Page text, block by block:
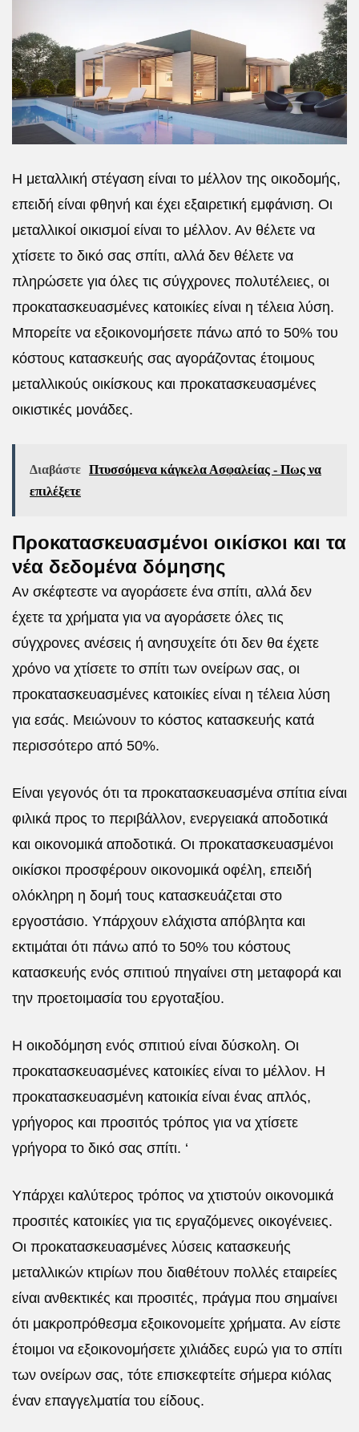
Η μεταλλική στέγαση είναι το μέλλον της οικοδομής,
επειδή είναι φθηνή και έχει εξαιρετική εμφάνιση. Οι
μεταλλικοί οικισμοί είναι το μέλλον. Αν θέλετε να
χτίσετε το δικό σας σπίτι, αλλά δεν θέλετε να
πληρώσετε για όλες τις σύγχρονες πολυτέλειες, οι
προκατασκευασμένες κατοικίες είναι η τέλεια λύση.
Μπορείτε να εξοικονομήσετε πάνω από το 50% του
κόστους κατασκευής σας αγοράζοντας έτοιμους
μεταλλικούς οικίσκους και προκατασκευασμένες
οικιστικές μονάδες.
Διαβάστε Πτυσσόμενα κάγκελα Ασφαλείας - Πως να
επιλέξετε
Προκατασκευασμένοι οικίσκοι και τα
νέα δεδομένα δόμησης
Αν σκέφτεστε να αγοράσετε ένα σπίτι, αλλά δεν
έχετε τα χρήματα για να αγοράσετε όλες τις
σύγχρονες ανέσεις ή ανησυχείτε ότι δεν θα έχετε
χρόνο να χτίσετε το σπίτι των ονείρων σας, οι
προκατασκευασμένες κατοικίες είναι η τέλεια λύση
για εσάς. Μειώνουν το κόστος κατασκευής κατά
περισσότερο από 50%.
Είναι γεγονός ότι τα προκατασκευασμένα σπίτια είναι
φιλικά προς το περιβάλλον, ενεργειακά αποδοτικά
και οικονομικά αποδοτικά. Οι προκατασκευασμένοι
οικίσκοι προσφέρουν οικονομικά οφέλη, επειδή
ολόκληρη η δομή τους κατασκευάζεται στο
εργοστάσιο. Υπάρχουν ελάχιστα απόβλητα και
εκτιμάται ότι πάνω από το 50% του κόστους
κατασκευής ενός σπιτιού πηγαίνει στη μεταφορά και
την προετοιμασία του εργοταξίου.
Η οικοδόμηση ενός σπιτιού είναι δύσκολη. Οι
προκατασκευασμένες κατοικίες είναι το μέλλον. Η
προκατασκευασμένη κατοικία είναι ένας απλός,
γρήγορος και προσιτός τρόπος για να χτίσετε
γρήγορα το δικό σας σπίτι. ‘
Υπάρχει καλύτερος τρόπος να χτιστούν οικονομικά
προσιτές κατοικίες για τις εργαζόμενες οικογένειες.
Οι προκατασκευασμένες λύσεις κατασκευής
μεταλλικών κτιρίων που διαθέτουν πολλές εταιρείες
είναι ανθεκτικές και προσιτές, πράγμα που σημαίνει
ότι μακροπρόθεσμα εξοικονομείτε χρήματα. Αν είστε
έτοιμοι να εξοικονομήσετε χιλιάδες ευρώ για το σπίτι
των ονείρων σας, τότε επισκεφτείτε σήμερα κιόλας
έναν επαγγελματία του είδους.